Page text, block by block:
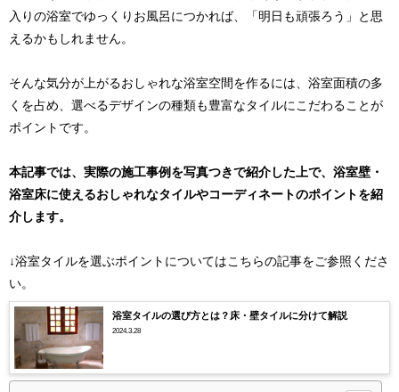
入りの浴室でゆっくりお風呂につかれば、「明日も頑張ろう」と思
えるかもしれません。
そんな気分が上がるおしゃれな浴室空間を作るには、浴室面積の多
くを占め、選べるデザインの種類も豊富なタイルにこだわることが
ポイントです。
本記事では、実際の施工事例を写真つきで紹介した上で、浴室壁・
浴室床に使えるおしゃれなタイルやコーディネートのポイントを紹
介します。
↓浴室タイルを選ぶポイントについてはこちらの記事をご参照くださ
い。
浴室タイルの選び方とは？床・壁タイルに分けて解説
2024.3.28